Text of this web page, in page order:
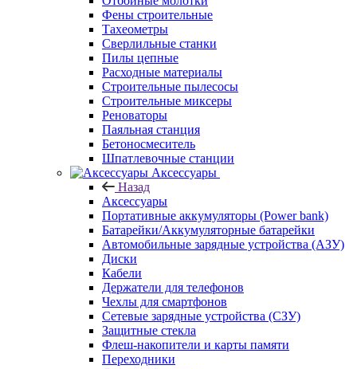
Фены строительные
Тахеометры
Сверлильные станки
Пилы цепные
Расходные материалы
Строительные пылесосы
Строительные миксеры
Реноваторы
Паяльная станция
Бетоносмеситель
Шпатлевочные станции
Аксессуары
Назад
Аксессуары
Портативные аккумуляторы (Power bank)
Батарейки/Аккумуляторные батарейки
Автомобильные зарядные устройства (АЗУ)
Диски
Кабели
Держатели для телефонов
Чехлы для смартфонов
Сетевые зарядные устройства (СЗУ)
Защитные стекла
Флеш-накопители и карты памяти
Переходники